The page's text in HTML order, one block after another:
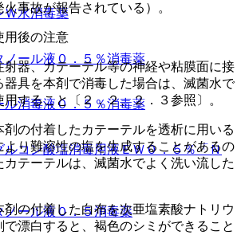
Ｗ水消毒薬
ール液０．５％消毒薬
消毒液０．５％消毒薬
ルコン酸塩消毒用液ＥＷ０．５％「Ｎ
ノール液０．５消毒薬
事故が報告されている）。
後の注意
器、カテーテル等の神経や粘膜面に接
器具を本剤で消毒した場合は、滅菌水で
すること〔２．２、２．３参照〕。
の付着したカテーテルを透析に用いる
より難溶性の塩を生成することがあるの
カテーテルは、滅菌水でよく洗い流した
の付着した白布を次亜塩素酸ナトリウ
で漂白すると、褐色のシミができること